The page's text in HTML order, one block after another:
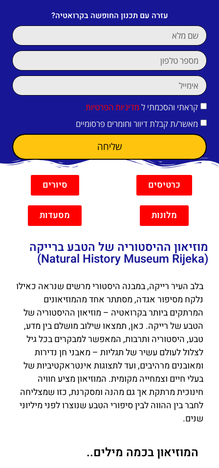
עזרה עם תכנון החופשה בקרואטיה?
קראתי והסכמתי ל מדיניות הפרטיות
מאשר/ת קבלת דיוור וחומרים פרסומיים
שליחה
כרטיסים סיורים
מלונות מסעדות
מוזיאון ההיסטוריה של הטבע ברייקה
(Natural History Museum Rijeka)
בלב העיר רייקה, במבנה היסטורי מרשים שנראה כאילו
נלקח מסיפור אגדה, מסתתר אחד מהמוזיאונים
המרתקים ביותר בקרואטיה – מוזיאון ההיסטוריה של
הטבע של רייקה. כאן, תמצאו שילוב מושלם בין מדע,
טבע, היסטוריה ותרבות, המאפשר למבקרים בכל גיל
לצלול לעולם עשיר של תגליות – מאבני חן נדירות
ומאובנים מרהיבים, ועד לתצוגות אינטראקטיביות של
בעלי חיים וצמחייה מקומית. המוזיאון מציע חוויה
חינוכית מרתקת אך גם מהנה ומסקרנת, כזו שמצליחה
לחבר בין ההווה לבין סיפורי הטבע שנוצרו לפני מיליוני
שנים.
המוזיאון בכמה מילים..